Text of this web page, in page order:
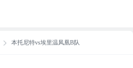
本托尼特vs埃里温凤凰B队